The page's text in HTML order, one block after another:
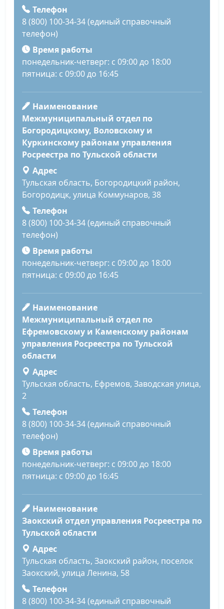
Телефон
8 (800) 100-34-34 (единый справочный
телефон)
Время работы
понедельник-четверг: с 09:00 до 18:00
пятница: с 09:00 до 16:45
Наименование
Межмуниципальный отдел по
Богородицкому, Воловскому и
Куркинскому районам управления
Росреестра по Тульской области
Адрес
Тульская область, Богородицкий район,
Богородицк, улица Коммунаров, 38
Телефон
8 (800) 100-34-34 (единый справочный
телефон)
Время работы
понедельник-четверг: с 09:00 до 18:00
пятница: с 09:00 до 16:45
Наименование
Межмуниципальный отдел по
Ефремовскому и Каменскому районам
управления Росреестра по Тульской
области
Адрес
Тульская область, Ефремов, Заводская улица,
2
Телефон
8 (800) 100-34-34 (единый справочный
телефон)
Время работы
понедельник-четверг: с 09:00 до 18:00
пятница: с 09:00 до 16:45
Наименование
Заокский отдел управления Росреестра по
Тульской области
Адрес
Тульская область, Заокский район, поселок
Заокский, улица Ленина, 58
Телефон
8 (800) 100-34-34 (единый справочный